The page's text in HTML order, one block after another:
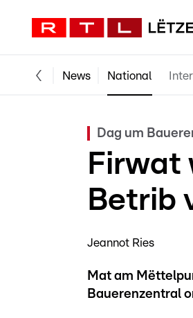
News National
Dag um
Firwat
Betrib
Jeannot Ries
Mat am
Bauerenzentral